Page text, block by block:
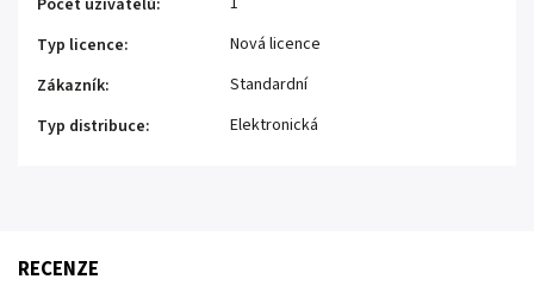
Počet uživatelů:
Typ licence:
Nová licence
Zákazník:
Standardní
Typ distribuce: Elektronická
RECENZE